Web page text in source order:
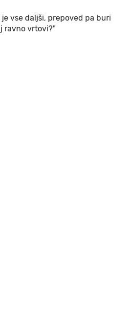
vse daljši, prepoved pa buri
ravno vrtovi?"